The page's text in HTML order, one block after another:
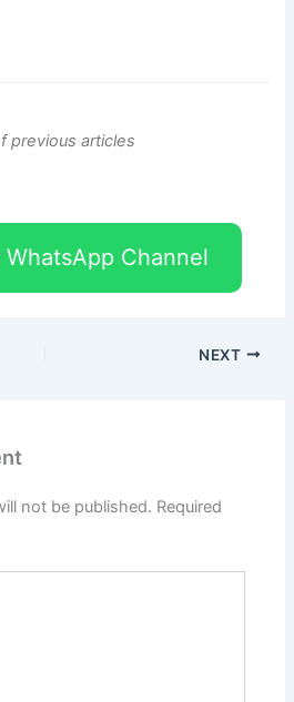
previous articles
WhatsApp Channel
NEXT
not be published. Required